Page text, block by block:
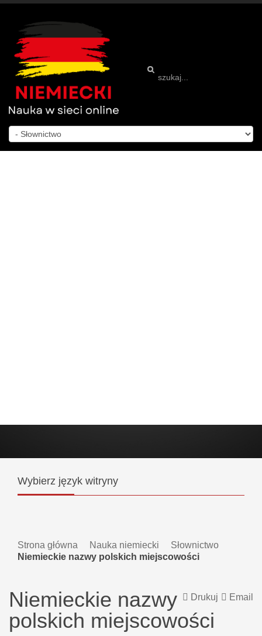
Wybierz język witryny
Strona główna Nauka niemiecki
Słownictwo
Niemieckie nazwy polskich miejscowości
Email
Drukuj
Niemieckie nazwy
polskich miejscowości